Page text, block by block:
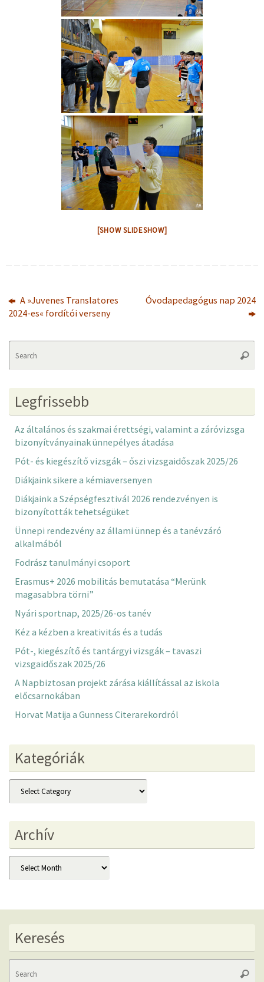
[SHOW SLIDESHOW]
A »Juvenes Translatores
2024-es« fordítói verseny
Óvodapedagógus nap 2024
Legfrissebb
Az általános és szakmai érettségi, valamint a záróvizsga
bizonyítványainak ünnepélyes átadása
Pót- és kiegészítő vizsgák – őszi vizsgaidőszak 2025/26
Diákjaink sikere a kémiaversenyen
Diákjaink a Szépségfesztivál 2026 rendezvényen is
bizonyították tehetségüket
Ünnepi rendezvény az állami ünnep és a tanévzáró
alkalmából
Fodrász tanulmányi csoport
Erasmus+ 2026 mobilitás bemutatása “Merünk
magasabbra törni”
Nyári sportnap, 2025/26-os tanév
Kéz a kézben a kreativitás és a tudás
Pót-, kiegészítő és tantárgyi vizsgák – tavaszi
vizsgaidőszak 2025/26
A Napbiztosan projekt zárása kiállítással az iskola
előcsarnokában
Horvat Matija a Gunness Citerarekordról
Kategóriák
Kategóriák
Archív
Archív
Keresés